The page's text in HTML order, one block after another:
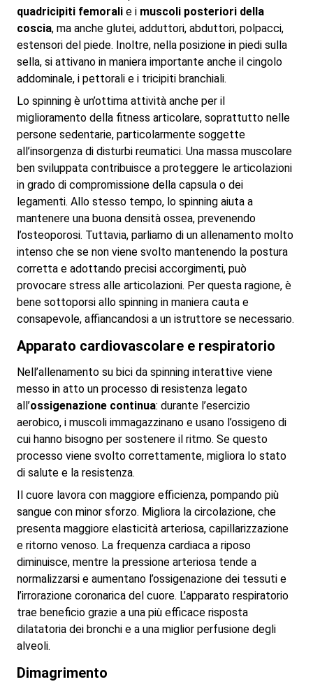
quadricipiti femorali e i muscoli posteriori della
coscia, ma anche glutei, adduttori, abduttori, polpacci,
estensori del piede. Inoltre, nella posizione in piedi sulla
sella, si attivano in maniera importante anche il cingolo
addominale, i pettorali e i tricipiti branchiali.
Lo spinning è un’ottima attività anche per il
miglioramento della fitness articolare, soprattutto nelle
persone sedentarie, particolarmente soggette
all’insorgenza di disturbi reumatici. Una massa muscolare
ben sviluppata contribuisce a proteggere le articolazioni
in grado di compromissione della capsula o dei
legamenti. Allo stesso tempo, lo spinning aiuta a
mantenere una buona densità ossea, prevenendo
l’osteoporosi. Tuttavia, parliamo di un allenamento molto
intenso che se non viene svolto mantenendo la postura
corretta e adottando precisi accorgimenti, può
provocare stress alle articolazioni. Per questa ragione, è
bene sottoporsi allo spinning in maniera cauta e
consapevole, affiancandosi a un istruttore se necessario.
Apparato cardiovascolare e respiratorio
Nell’allenamento su bici da spinning interattive viene
messo in atto un processo di resistenza legato
all’ossigenazione continua: durante l’esercizio
aerobico, i muscoli immagazzinano e usano l’ossigeno di
cui hanno bisogno per sostenere il ritmo. Se questo
processo viene svolto correttamente, migliora lo stato
di salute e la resistenza.
Il cuore lavora con maggiore efficienza, pompando più
sangue con minor sforzo. Migliora la circolazione, che
presenta maggiore elasticità arteriosa, capillarizzazione
e ritorno venoso. La frequenza cardiaca a riposo
diminuisce, mentre la pressione arteriosa tende a
normalizzarsi e aumentano l’ossigenazione dei tessuti e
l’irrorazione coronarica del cuore. L’apparato respiratorio
trae beneficio grazie a una più efficace risposta
dilatatoria dei bronchi e a una miglior perfusione degli
alveoli.
Dimagrimento